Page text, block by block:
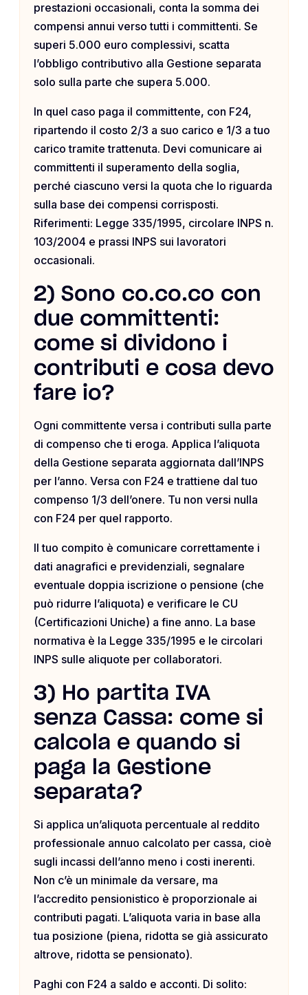
prestazioni occasionali, conta la somma dei
compensi annui verso tutti i committenti. Se
superi 5.000 euro complessivi, scatta
l’obbligo contributivo alla Gestione separata
solo sulla parte che supera 5.000.
In quel caso paga il committente, con F24,
ripartendo il costo 2/3 a suo carico e 1/3 a tuo
carico tramite trattenuta. Devi comunicare ai
committenti il superamento della soglia,
perché ciascuno versi la quota che lo riguarda
sulla base dei compensi corrisposti.
Riferimenti: Legge 335/1995, circolare INPS n.
103/2004 e prassi INPS sui lavoratori
occasionali.
2) Sono co.co.co con
due committenti:
come si dividono i
contributi e cosa devo
fare io?
Ogni committente versa i contributi sulla parte
di compenso che ti eroga. Applica l’aliquota
della Gestione separata aggiornata dall’INPS
per l’anno. Versa con F24 e trattiene dal tuo
compenso 1/3 dell’onere. Tu non versi nulla
con F24 per quel rapporto.
Il tuo compito è comunicare correttamente i
dati anagrafici e previdenziali, segnalare
eventuale doppia iscrizione o pensione (che
può ridurre l’aliquota) e verificare le CU
(Certificazioni Uniche) a fine anno. La base
normativa è la Legge 335/1995 e le circolari
INPS sulle aliquote per collaboratori.
3) Ho partita IVA
senza Cassa: come si
calcola e quando si
paga la Gestione
separata?
Si applica un’aliquota percentuale al reddito
professionale annuo calcolato per cassa, cioè
sugli incassi dell’anno meno i costi inerenti.
Non c’è un minimale da versare, ma
l’accredito pensionistico è proporzionale ai
contributi pagati. L’aliquota varia in base alla
tua posizione (piena, ridotta se già assicurato
altrove, ridotta se pensionato).
Paghi con F24 a saldo e acconti. Di solito: